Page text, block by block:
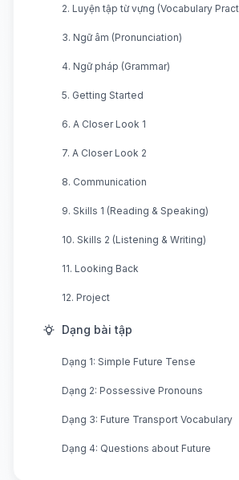
2. Luyện tập từ vựng (Vocabulary
3. Ngữ âm (Pronunciation)
4. Ngữ pháp (Grammar)
5. Getting Started
6. A Closer Look 1
7. A Closer Look 2
8. Communication
9. Skills 1 (Reading & Speaking)
10. Skills 2 (Listening & Writing)
11. Looking Back
12. Project
Dạng bài tập
Dạng 1: Simple Future Tense
Dạng 2: Possessive Pronouns
Dạng 3: Future Transport Vocabulary
Dạng 4: Questions about Future